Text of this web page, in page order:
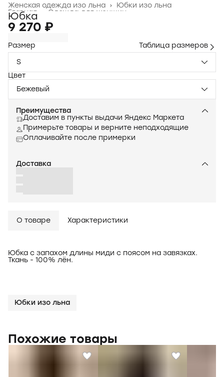
Юбки изо льна
Женская одежда изо льна ›
Одежда для женщин
Главная
Юбка
9 270 ₽
Размер
Таблица размеров
S
Цвет
Бежевый
Преимущества
Доставим в пункты выдачи Яндекс Маркета
Примерьте товары и верните неподходящие
Оплачивайте после примерки
Доставка
О товаре Характеристики
Юбка с запахом длины миди с поясом на завязках.
Ткань - 100% лён.
Юбки изо льна
Похожие товары